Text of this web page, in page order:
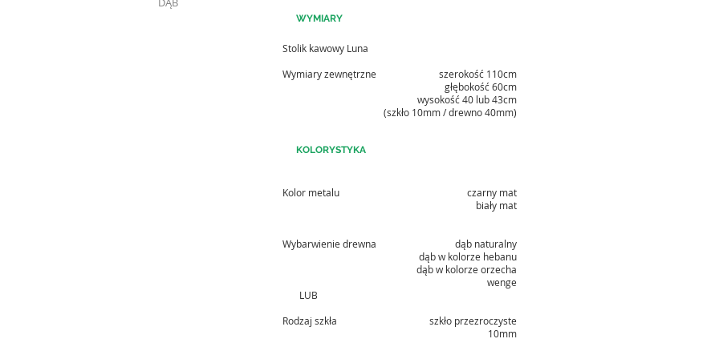
WYMIARY
Kolor metalu
Wybarwienie drewna
LUB
Rodzaj szkła
czarny mat
biały mat
dąb naturalny
dąb w kolorze hebanu
dąb w kolorze orzecha
wenge
szkło przezroczyste
10mm
KOLORYSTYKA
Stolik kawowy Luna
Wymiary zewnętrzne
szerokość 110cm
głębokość 60cm
wysokość 40 lub 43cm
(szkło 10mm / drewno 40mm)